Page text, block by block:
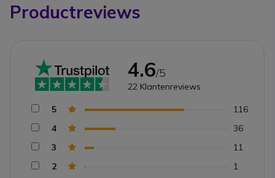
Productreviews
4.6/5
22 Klantenreviews
5
116
4
36
3
11
2
1